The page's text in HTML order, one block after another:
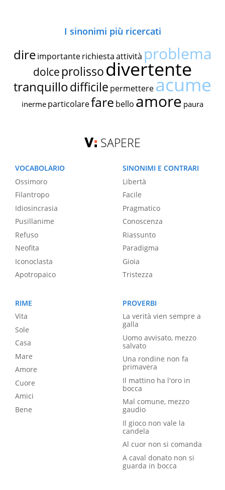
I sinonimi più ricercati
dire importante richiestaattività problema
dolce prolissodivertente
tranquillodifficile permettereacume
inerme particolarefare bello amore paura
SAPERE
VOCABOLARIO
Ossimoro
Filantropo
Idiosincrasia
Pusillanime
Refuso
Neofita
Iconoclasta
Apotropaico
SINONIMI E CONTRARI
Libertà
Facile
Pragmatico
Conoscenza
Riassunto
Paradigma
Gioia
Tristezza
RIME
Vita
Sole
Casa
Mare
Amore
Cuore
Amici
Bene
PROVERBI
La verità vien sempre a
galla
Uomo avvisato, mezzo
salvato
Una rondine non fa
primavera
Il mattino ha l'oro in
bocca
Mal comune, mezzo
gaudio
Il gioco non vale la
candela
Al cuor non si comanda
A caval donato non si
guarda in bocca